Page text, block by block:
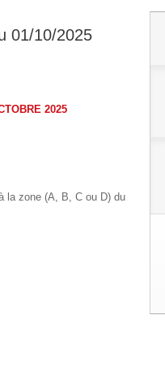
01/10/2025
2025
la zone (A, B, C ou D) du